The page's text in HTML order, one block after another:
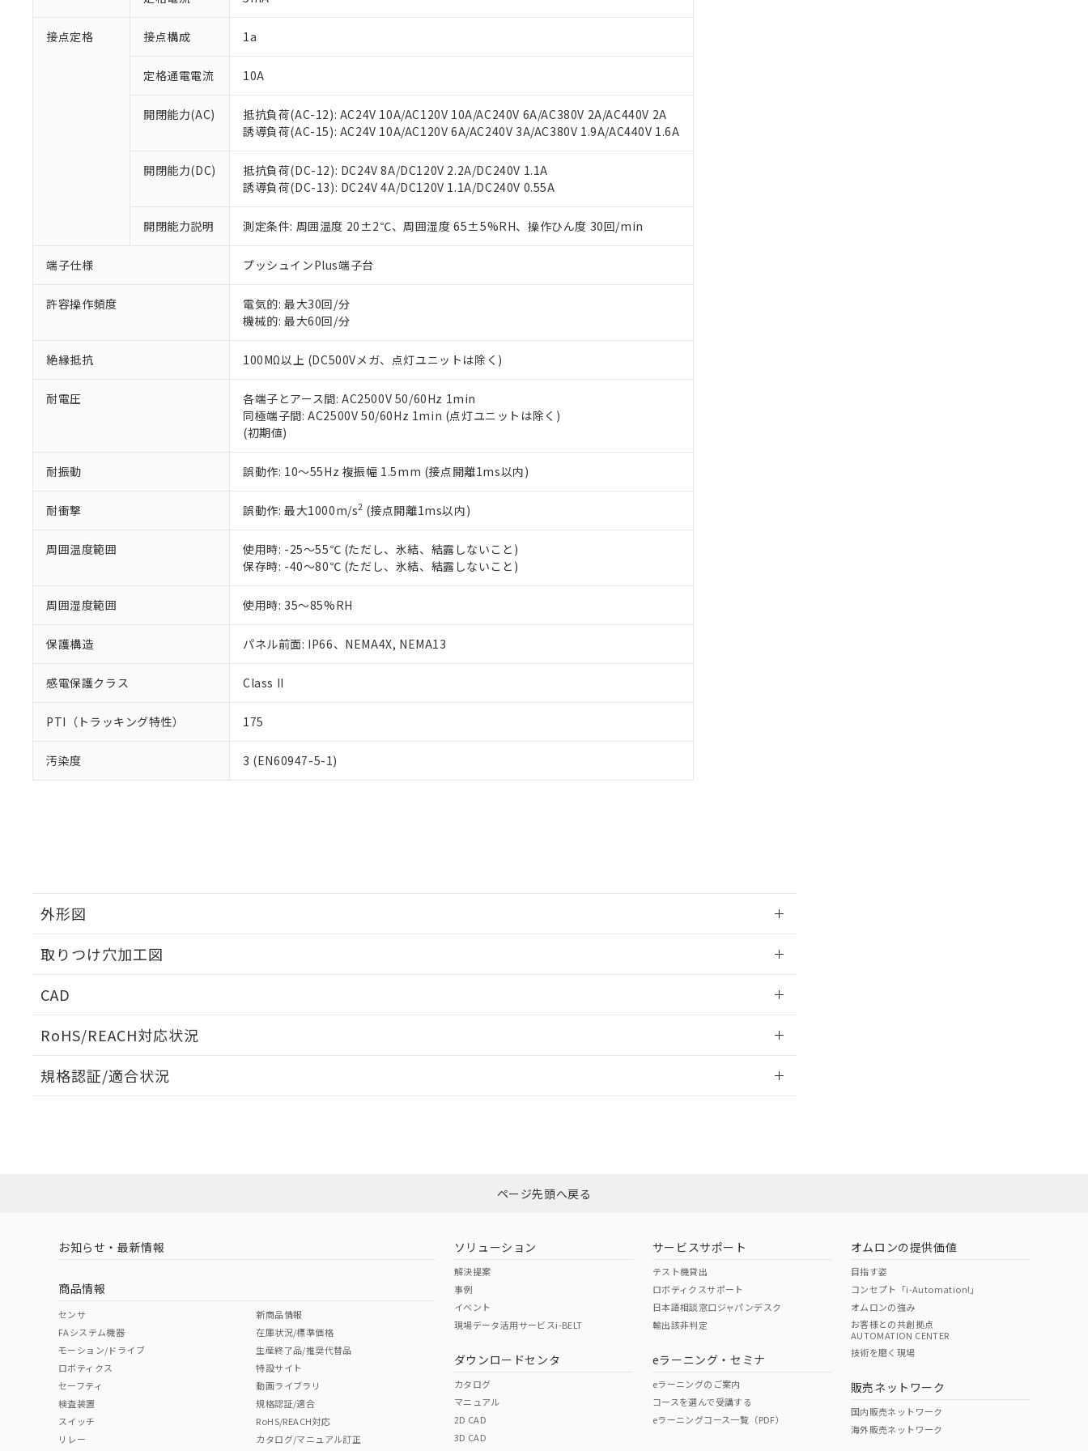
接点定格 接点構成 1a
定格通電電流 10A
開閉能力(AC)
抵抗負荷(AC-12): AC24V 10A/AC120V 10A/AC240V 6A/AC380V 2A/AC440V 2A
誘導負荷(AC-15): AC24V 10A/AC120V 6A/AC240V 3A/AC380V 1.9A/AC440V 1.6A
開閉能力(DC)
抵抗負荷(DC-12): DC24V 8A/DC120V 2.2A/DC240V 1.1A
誘導負荷(DC-13): DC24V 4A/DC120V 1.1A/DC240V 0.55A
開閉能力説明 測定条件: 周囲温度 20±2℃、周囲湿度 65±5%RH、操作ひん度 30回/min
端子仕様 プッシュインPlus端子台
許容操作頻度
電気的: 最大30回/分
機械的: 最大60回/分
絶縁抵抗 100MΩ以上 (DC500Vメガ、点灯ユニットは除く)
耐電圧
各端子とアース間: AC2500V 50/60Hz 1min
同極端子間: AC2500V 50/60Hz 1min (点灯ユニットは除く)
(初期値)
耐振動 誤動作: 10～55Hz 複振幅 1.5mm (接点開離1ms以内)
耐衝撃 誤動作: 最大1000m/s2 (接点開離1ms以内)
周囲温度範囲
使用時: -25～55℃ (ただし、氷結、結露しないこと)
保存時: -40～80℃ (ただし、氷結、結露しないこと)
周囲湿度範囲 使用時: 35～85%RH
保護構造 パネル前面: IP66、NEMA4X, NEMA13
感電保護クラス Class II
PTI（トラッキング特性） 175
汚染度 3 (EN60947-5-1)
外形図
取りつけ穴加工図
CAD
RoHS/REACH対応状況
EU RoHS 注意事項・凡例
ダウンロードはこちら
中国 RoHS 注意事項・凡例
中国 RoHS表
Pb Hg Cr(VI)
O O
規格認証/適合状況
本サービスは、当社制御機器事業取扱商品の当社在庫状況および標準価格(税抜)を提供させていただ
当社制御機器事業取扱商品の中には、本サービスの対象外となる商品もあることをご了承ください。
い。
正式な納期状況および標準価格はお客様のお取引先、またはお客様担当のオムロン制御機器販売店・
当社販売員にご相談ください。
在庫状況および標準価格結果を当社の事前の承諾なく第三者に漏洩または開示しないようお願いしま
す。
マイパーツ機能（部品リスト作成サービス）をご利用いただくには、I-Webメンバーズにご登録され
ている必要があります。
お客様が当ウェブサイト上で当社にご登録された部品リストについて、当社および当社の共同利用者
が、当社の製品・サービスに関するお客様との取引・商談に必要な範囲で利用することをご了承くだ
いる法人を指します。
*EU RoHS指令（10物質）：
フタル酸ビス(2-エチルヘキシル) (DEHP)(別名：DOP) 1000ppm以下、フタル酸ブチルベンジル（BBP） 1000ppm以下、フタル酸ジブチ
ル（DBP） 1000ppm以下、フタル酸ジイソブチル (DIBP) 1000ppm以下
但し、RoHS指令で産業用監視および制御機器に対する適用除外項目は除く。
フタル酸エステル類の４物質については閾値を超える意図的な使用がないことを確認しています。
※2 対応予定月
部品在庫の切り替え状況などにより、予定月が前後することがあります。
※3 非含有証明書ダウンロード
EU RoHS指令（10物質）の非含有証明書
51物質の非含有証明書（当社基準）
※本証明書は発行日時点で非含有を証明するもので、過去に遡って非含有を証明するものではありません。
また、RoHS指令のフタル酸エステル類４物質の対応では、対応完了までの期間は出荷製品に未対応品が
混在することから備考欄に対応日を記載しておりました。
既に当社にて対応品への在庫切替を完了していることから、特段のことがない限り、2022年1月12日よ
り割愛しております。
「×」：最大均質材料含有率が中国RoHSの基準値を超えていることを示します。
Pb(鉛) :1000ppm、 Hg(水銀) : 1000ppm、 Cd(カドミウム) : 100ppm、
DEHP(フタル酸ビス(2-エチルヘキシル)) : 1000ppm
※2 環境保護使用期限
「ｅ」：有害物質（10物質）のすべてが基準値以下であることを示します。
味します。
「－」：未確認です。当社販売部門へお問い合わせください。
当社は、これら貴社製品のうち、外国為替および外国貿易法に定める商品（以下｢規制貨物等」とい
などの必要な手続きをとります。
ます。
当社は貴社製品を、核兵器、ミサイル、化学兵器、生物兵器またはその他武器並びにこれらの製造装
置等に一切使用いたしません。
当社は、貴社製品を第三者に販売する場合は、上記1、2および3の内容を当該第三者に通知します。
たしません。
△ 一定数には満たないが在庫あり
－
在庫なし(最新の在庫状況については、お客様のお取引先、またはお客様担当のオムロン制御
機器販売店・当社販売員にご確認ください)
空
受注生産機種、また在庫状況の情報を公開していない機種
ページ先頭へ戻る
お知らせ・最新情報
商品情報
センサ
FAシステム機器
モーション/ドライブ
ロボティクス
セーフティ
検査装置
スイッチ
リレー
新商品情報
在庫状況/標準価格
生産終了品/推奨代替品
特設サイト
動画ライブラリ
規格認証/適合
RoHS/REACH対応
カタログ/マニュアル訂正
ソリューション
解決提案
事例
イベント
現場データ活用サービスi-BELT
ダウンロードセンタ
カタログ
マニュアル
2D CAD
3D CAD
サービスサポート
テスト機貸出
ロボティクスサポート
日本語相談窓口ジャパンデスク
輸出該非判定
eラーニング・セミナ
eラーニングのご案内
コースを選んで受講する
eラーニングコース一覧（PDF）
オムロンの提供価値
目指す姿
コンセプト「i-Automation!」
オムロンの強み
お客様との共創拠点
AUTOMATION CENTER
技術を磨く現場
販売ネットワーク
国内販売ネットワーク
海外販売ネットワーク